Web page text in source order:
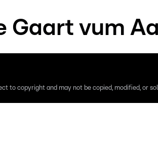
Gaart vum
to copyright and may not be copied, modified, or